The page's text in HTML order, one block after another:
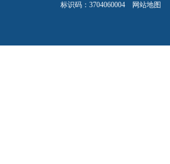
标识码：3704060004 网站地图